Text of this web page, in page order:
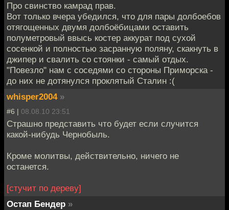
Про свинство камрад прав.
Вот только вчера убедился, что для пары долбоебов
отягощенных двумя долбоёбицами оставить
полуметровый ввысь костер аккурат под сухой
сосенкой и полностью засранную поляну, скакнуть в
джипер и свалить со стоянки - самый отдых.
"Повезло" нам с соседями со стороны Приморска -
до них не дотянулся проклятый Сталин :(
whisper2004 »
#6 | 08.08.10 23:51
Страшно представить что будет если случится
какой-нибудь Чернобыль.
Кроме молитвы, действительно, ничего не
останется.
[стучит по дереву]
Остап Бендер »